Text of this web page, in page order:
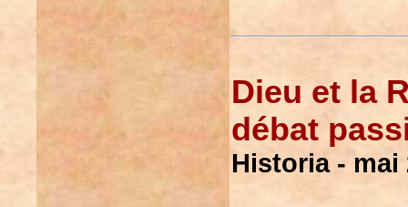
Dieu et la
débat
Historia - mai